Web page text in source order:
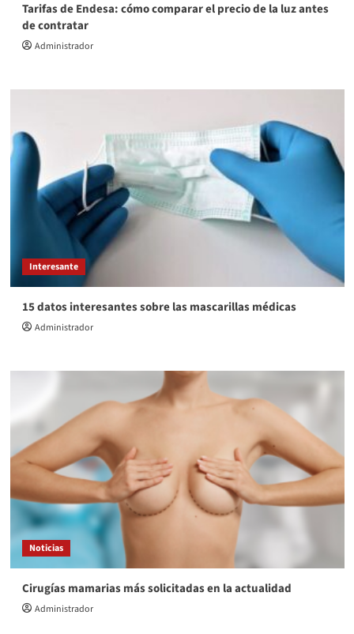
Tarifas de Endesa: cómo comparar el precio de la luz antes
de contratar
Administrador
Interesante
15 datos interesantes sobre las mascarillas médicas
Administrador
Noticias
Cirugías mamarias más solicitadas en la actualidad
Administrador